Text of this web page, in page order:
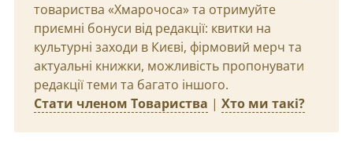
товариства «Хмарочоса» та отримуйте
приємні бонуси від редакції: квитки на
культурні заходи в Києві, фірмовий мерч та
актуальні книжки, можливість пропонувати
редакції теми та багато іншого.
Стати членом Товариства | Хто ми такі?